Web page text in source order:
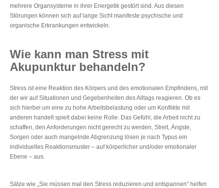
mehrere Organsysteme in ihrer Energetik gestört sind. Aus diesen
Störungen können sich auf lange Sicht manifeste psychische und
organische Erkrankungen entwickeln.
Wie kann man Stress mit
Akupunktur behandeln?
Stress ist eine Reaktion des Körpers und des emotionalen Empfindens, mit
der wir auf Situationen und Gegebenheiten des Alltags reagieren. Ob es
sich hierbei um eine zu hohe Arbeitsbelastung oder um Konflikte mit
anderen handelt spielt dabei keine Rolle. Das Gefühl, die Arbeit nicht zu
schaffen, den Anforderungen nicht gerecht zu werden, Streit, Ängste,
Sorgen oder auch mangelnde Abgrenzung lösen je nach Typus ein
individuelles Reaktionsmuster – auf körperlicher und/oder emotionaler
Ebene – aus.
Sätze wie „Sie müssen mal den Stress reduzieren und entspannen“ helfen